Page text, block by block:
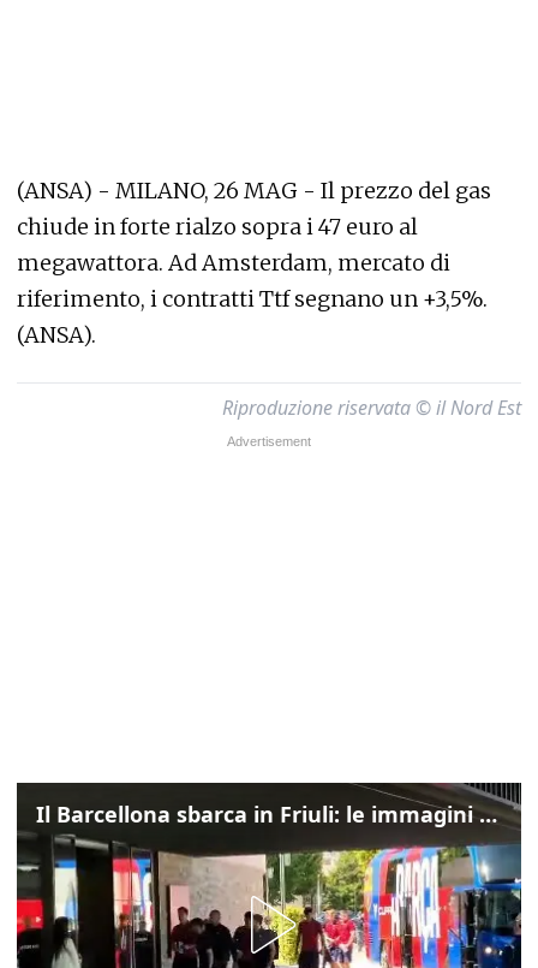
(ANSA) - MILANO, 26 MAG - Il prezzo del gas
chiude in forte rialzo sopra i 47 euro al
megawattora. Ad Amsterdam, mercato di
riferimento, i contratti Ttf segnano un +3,5%.
(ANSA).
Riproduzione riservata © il Nord Est
Il Barcellona sbarca in Friuli: le immagini dell'arrivo in albergo